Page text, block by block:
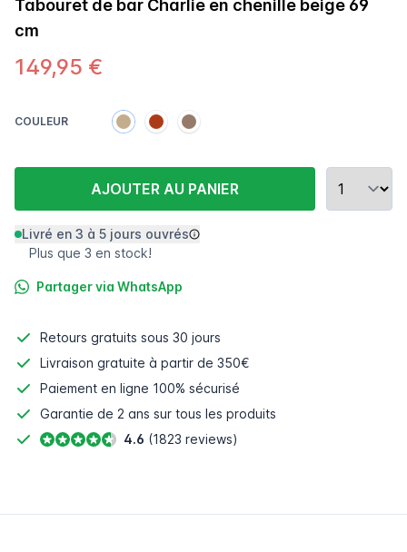
Tabouret de bar Charlie en chenille beige 69
cm
149,95 €
COULEUR
AJOUTER AU PANIER
Livré en 3 à 5 jours ouvrés
Plus que 3 en stock!
Partager via WhatsApp
Retours gratuits sous 30 jours
Livraison gratuite à partir de 350€
Paiement en ligne 100% sécurisé
Garantie de 2 ans sur tous les produits
4.6 (1823 reviews)